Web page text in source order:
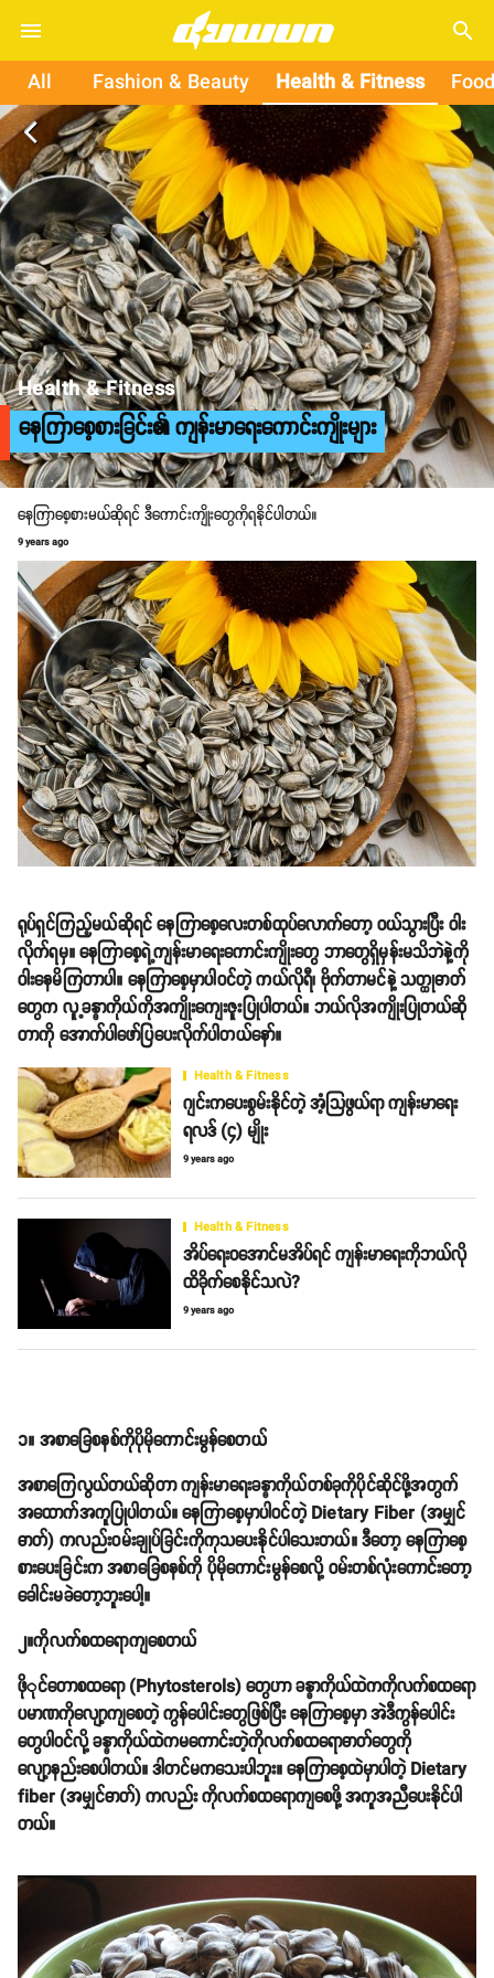
search
All Fashion & Beauty Health & Fitness
arrow_back_ios
Health & Fitness
နေကြာစေ့စားခြင်း၏ ကျန်းမာရေးကောင်းကျိုးများ
နေကြာစေ့စားမယ်ဆိုရင် ဒီကောင်းကျိုးတွေကိုရနိုင်ပါတယ်။
9 years ago
ရုပ်ရှင်ကြည့်မယ်ဆိုရင် နေကြာစေ့လေးတစ်ထုပ်လောက်တော့ ဝယ်သွားပြီး ဝါး
လိုက်ရမှ။ နေကြာစေ့ရဲ့ကျန်းမာရေးကောင်းကျိုးတွေ ဘာတွေရှိမှန်းမသိဘဲနဲ့ကို
ဝါးနေမိကြတာပါ။ နေကြာစေ့မှာပါဝင်တဲ့ ကယ်လိုရီ၊ ဗိုက်တာမင်နဲ့ သတ္ထုဓာတ်
တွေက လူ့ခန္ဓာကိုယ်ကိုအကျိုးကျေးဇူးပြုပါတယ်။ ဘယ်လိုအကျိုးပြုတယ်ဆို
တာကို အောက်ပါဖော်ပြပေးလိုက်ပါတယ်နော်။
Health & Fitness
ဂျင်းကပေးစွမ်းနိုင်တဲ့ အံ့သြဖွယ်ရာ ကျန်းမာရေး
ရလဒ် (၄) မျိုး
9 years ago
Health & Fitness
အိပ်ရေးဝအောင်မအိပ်ရင် ကျန်းမာရေးကိုဘယ်လို
ထိခိုက်စေနိုင်သလဲ?
9 years ago
၁။ အစာခြေစနစ်ကိုပိုမိုကောင်းမွန်စေတယ်
အစာကြေလွယ်တယ်ဆိုတာ ကျန်းမာရေးခန္ဓာကိုယ်တစ်ခုကိုပိုင်ဆိုင်ဖို့အတွက်
အထောက်အကူပြုပါတယ်။ နေကြာစေ့မှာပါဝင်တဲ့ Dietary Fiber (အမျှင်
ဓာတ်) ကလည်းဝမ်းချုပ်ခြင်းကိုကုသပေးနိုင်ပါသေးတယ်။ ဒီတော့ နေကြာစေ့
စားပေးခြင်းက အစာခြေစနစ်ကို ပိုမိုကောင်းမွန်စေလို့ ဝမ်းတစ်လုံးကောင်းတော့
ခေါင်းမခဲတော့ဘူးပေါ့။
၂။ကိုလက်စထရောကျစေတယ်
ဖိုုင်တောစထရော (Phytosterols) တွေဟာ ခန္ဓာကိုယ်ထဲကကိုလက်စထရော
ပမာဏကိုလျော့ကျစေတဲ့ ကွန်ပေါင်းတွေဖြစ်ပြီး နေကြာစေ့မှာ အဲဒီကွန်ပေါင်း
တွေပါဝင်လို့ ခန္ဓာကိုယ်ထဲကမကောင်းတဲ့ကိုလက်စထရောဓာတ်တွေကို
လျော့နည်းစေပါတယ်။ ဒါတင်မကသေးပါဘူး။ နေကြာစေ့ထဲမှာပါတဲ့ Dietary
fiber (အမျှင်ဓာတ်) ကလည်း ကိုလက်စထရောကျစေဖို့ အကူအညီပေးနိုင်ပါ
တယ်။